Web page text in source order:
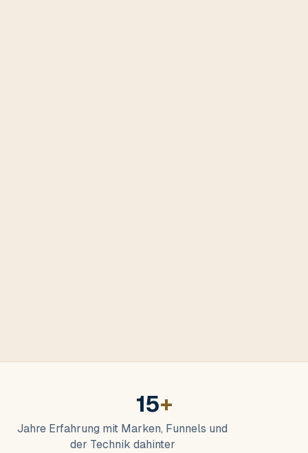
15+
Jahre Erfahrung mit Marken, Funnels und
der Technik dahinter